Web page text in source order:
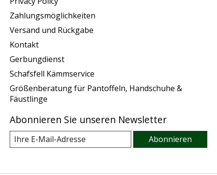
Zahlungsmöglichkeiten
Versand und Rückgabe
Kontakt
Gerbungdienst
Schafsfell Kämmservice
Größenberatung für Pantoffeln, Handschuhe &
Fäustlinge
Abonnieren Sie unseren Newsletter
Abonnieren